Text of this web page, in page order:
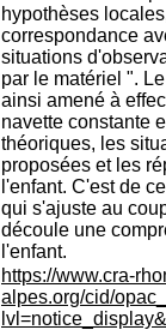
hypothèses
correspondance
situations
par le matériel ".
ainsi amené à
navette constante
théoriques, les
proposées et les
l'enfant. C'est de
qui s'ajuste au
découle une
l'enfant.
https://www.cra-
alpes.org/cid/
e
V
i
n
a
t
i
e
r
,
b
â
t
.
2